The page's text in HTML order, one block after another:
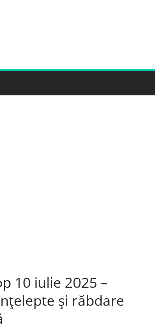
10 iulie 2025 –
și răbdare